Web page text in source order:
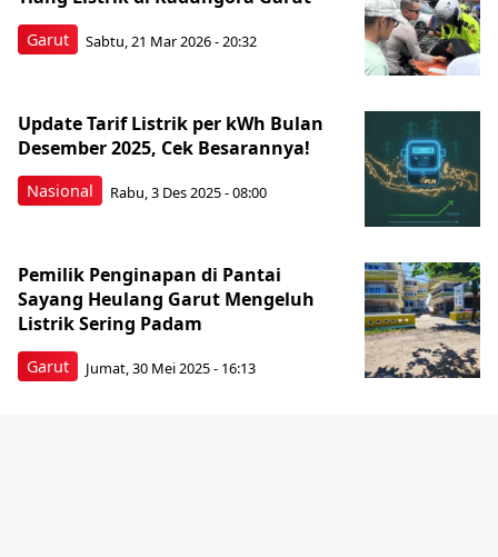
Garut Sabtu, 21 Mar 2026 - 20:32
Nasional
Update Tarif Listrik per kWh Bulan
Desember 2025, Cek Besarannya!
Rabu, 3 Des 2025 - 08:00
Garut
Pemilik Penginapan di Pantai
Sayang Heulang Garut Mengeluh
Listrik Sering Padam
Jumat, 30 Mei 2025 - 16:13